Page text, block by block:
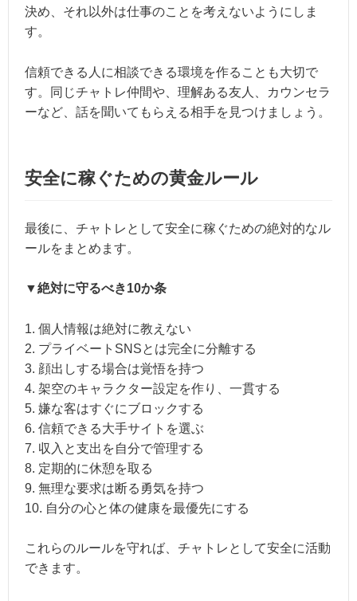
決め、それ以外は仕事のことを考えないようにしま
す。
信頼できる人に相談できる環境を作ることも大切で
す。同じチャトレ仲間や、理解ある友人、カウンセラ
ーなど、話を聞いてもらえる相手を見つけましょう。
安全に稼ぐための黄金ルール
最後に、チャトレとして安全に稼ぐための絶対的なル
ールをまとめます。
▼絶対に守るべき10か条
1. 個人情報は絶対に教えない
2. プライベートSNSとは完全に分離する
3. 顔出しする場合は覚悟を持つ
4. 架空のキャラクター設定を作り、一貫する
5. 嫌な客はすぐにブロックする
6. 信頼できる大手サイトを選ぶ
7. 収入と支出を自分で管理する
8. 定期的に休憩を取る
9. 無理な要求は断る勇気を持つ
10. 自分の心と体の健康を最優先にする
これらのルールを守れば、チャトレとして安全に活動
できます。